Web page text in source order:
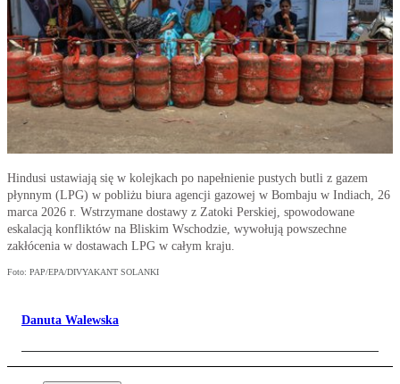
Hindusi ustawiają się w kolejkach po napełnienie pustych butli z gazem
płynnym (LPG) w pobliżu biura agencji gazowej w Bombaju w Indiach, 26
marca 2026 r. Wstrzymane dostawy z Zatoki Perskiej, spowodowane
eskalacją konfliktów na Bliskim Wschodzie, wywołują powszechne
zakłócenia w dostawach LPG w całym kraju.
Foto: PAP/EPA/DIVYAKANT SOLANKI
Danuta Walewska